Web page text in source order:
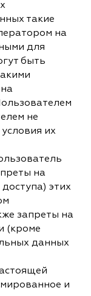
такие
на
для
быть
не
их
на
этих
запреты на
(кроме
данных
и